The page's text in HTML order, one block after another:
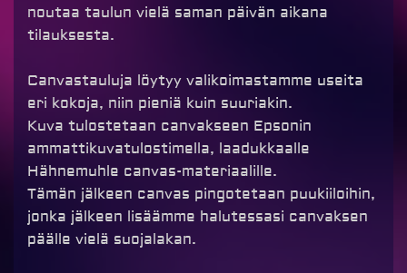
noutaa taulun vielä saman päivän aikana
tilauksesta.
Canvastauluja löytyy valikoimastamme useita
eri kokoja, niin pieniä kuin suuriakin.
Kuva tulostetaan canvakseen Epsonin
ammattikuvatulostimella, laadukkaalle
Hähnemuhle canvas-materiaalille.
Tämän jälkeen canvas pingotetaan puukiiloihin,
jonka jälkeen lisäämme halutessasi canvaksen
päälle vielä suojalakan.